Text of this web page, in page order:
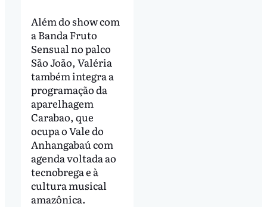
Além do show com
a Banda Fruto
Sensual no palco
São João, Valéria
também integra a
programação da
aparelhagem
Carabao, que
ocupa o Vale do
Anhangabaú com
agenda voltada ao
tecnobrega e à
cultura musical
amazônica.